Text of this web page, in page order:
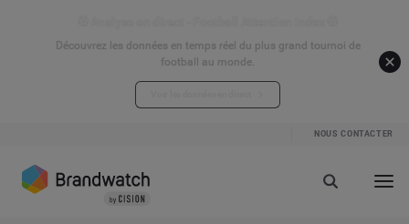
Découvrez les données en temps réel du plus grand tournoi de
football au monde.
NOUS CONTACTER